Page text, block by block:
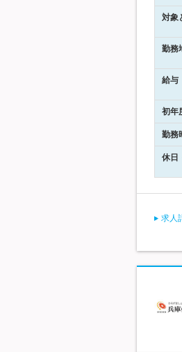
対象
勤務
給与
初年
勤務
休日
求人